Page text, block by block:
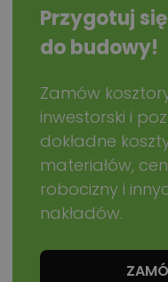
Przygotuj się
do budowy!
Zamów
inwestorski i
dokładne
materiałów, cen
robocizny i
nakładów.